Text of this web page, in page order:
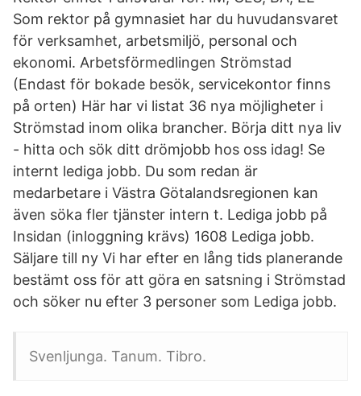
Som rektor på gymnasiet har du huvudansvaret
för verksamhet, arbetsmiljö, personal och
ekonomi. Arbetsförmedlingen Strömstad
(Endast för bokade besök, servicekontor finns
på orten) Här har vi listat 36 nya möjligheter i
Strömstad inom olika brancher. Börja ditt nya liv
- hitta och sök ditt drömjobb hos oss idag! Se
internt lediga jobb. Du som redan är
medarbetare i Västra Götalandsregionen kan
även söka fler tjänster intern t. Lediga jobb på
Insidan (inloggning krävs) 1608 Lediga jobb.
Säljare till ny Vi har efter en lång tids planerande
bestämt oss för att göra en satsning i Strömstad
och söker nu efter 3 personer som Lediga jobb.
Svenljunga. Tanum. Tibro.